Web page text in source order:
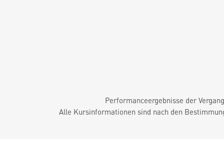
Performanceergebnisse der
Alle Kursinformationen sind nach den